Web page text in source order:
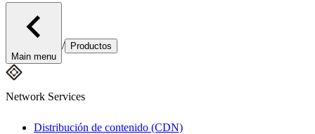
Main menu
/ Productos
Network Services
Distribución de contenido (CDN)